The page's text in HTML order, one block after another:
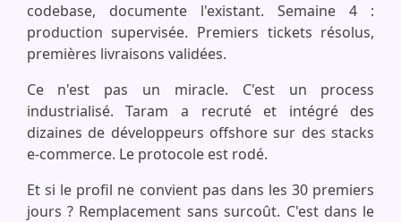
codebase, documente l'existant. Semaine 4 :
production supervisée. Premiers tickets résolus,
premières livraisons validées.
Ce n'est pas un miracle. C'est un process
industrialisé. Taram a recruté et intégré des
dizaines de développeurs offshore sur des stacks
e-commerce. Le protocole est rodé.
Et si le profil ne convient pas dans les 30 premiers
jours ? Remplacement sans surcoût. C'est dans le